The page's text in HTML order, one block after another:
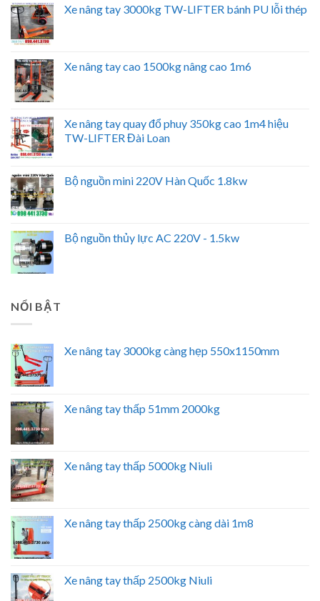
Xe nâng tay 3000kg TW-LIFTER bánh PU lỗi thép
Xe nâng tay cao 1500kg nâng cao 1m6
Xe nâng tay quay đổ phuy 350kg cao 1m4 hiệu
TW-LIFTER Đài Loan
Bộ nguồn mini 220V Hàn Quốc 1.8kw
Bộ nguồn thủy lực AC 220V - 1.5kw
NỔI BẬT
Xe nâng tay 3000kg càng hẹp 550x1150mm
Xe nâng tay thấp 51mm 2000kg
Xe nâng tay thấp 5000kg Niuli
Xe nâng tay thấp 2500kg càng dài 1m8
Xe nâng tay thấp 2500kg Niuli